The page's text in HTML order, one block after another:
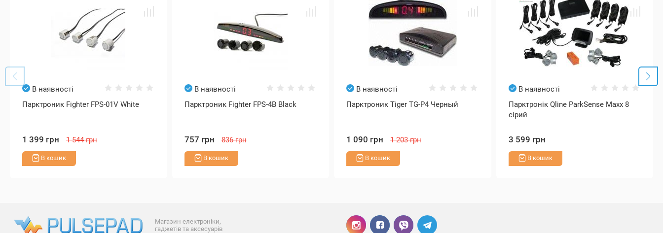
В наявності
Парктроник Fighter FPS-01V White
1 399 грн 1 544 грн
В кошик
В наявності
Парктроник Fighter FPS-4B Black
757 грн 836 грн
В кошик
В наявності
Парктроник Tiger TG-P4 Черный
1 090 грн 1 203 грн
В кошик
В наявності
Парктронік Qline ParkSense Maxx 8
сірий
3 599 грн
В кошик
Магазин електроніки,
гаджетів та аксесуарів